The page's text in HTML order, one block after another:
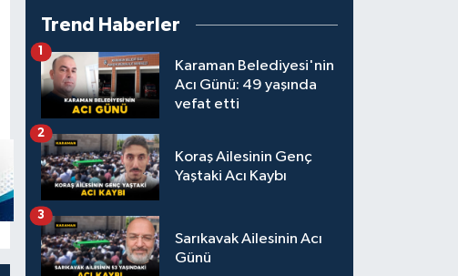
Trend Haberler
Karaman Belediyesi'nin
Acı Günü: 49 yaşında
vefat etti
1
Koraş Ailesinin Genç
Yaştaki Acı Kaybı
2
Sarıkavak Ailesinin Acı
Günü
3